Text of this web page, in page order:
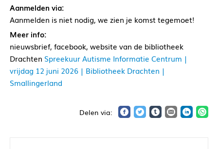
Aanmelden via:
Aanmelden is niet nodig, we zien je komst tegemoet!
Meer info:
nieuwsbrief, facebook, website van de bibliotheek
Drachten Spreekuur Autisme Informatie Centrum |
vrijdag 12 juni 2026 | Bibliotheek Drachten |
Smallingerland